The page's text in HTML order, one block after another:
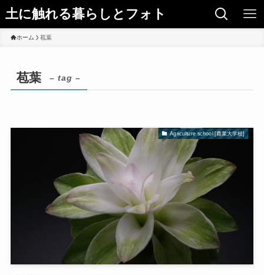
土に触れる暮らしとフォト
ホーム 苞葉
苞葉 – tag –
Agriculture school [農業大学校]